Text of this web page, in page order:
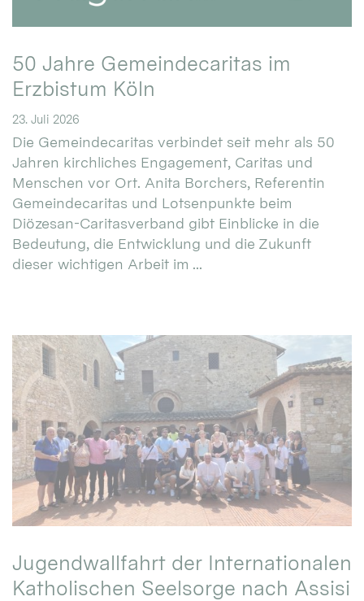
50 Jahre Gemeindecaritas im
Erzbistum Köln
23. Juli 2026
Die Gemeindecaritas verbindet seit mehr als 50
Jahren kirchliches Engagement, Caritas und
Menschen vor Ort. Anita Borchers, Referentin
Gemeindecaritas und Lotsenpunkte beim
Diözesan-Caritasverband gibt Einblicke in die
Bedeutung, die Entwicklung und die Zukunft
dieser wichtigen Arbeit im ...
Jugendwallfahrt der Internationalen
Katholischen Seelsorge nach Assisi